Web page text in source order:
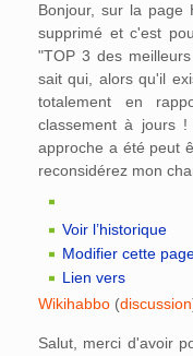
Bonjour, sur la page
supprimé et c'est
"TOP 3 des
sait qui, alors qu'il
totalement en
classement à jours
approche a été peut
reconsidérez mon
Voir l’historique
Modifier cette
Lien vers
Wikihabbo (discussion
Salut, merci d'avoir